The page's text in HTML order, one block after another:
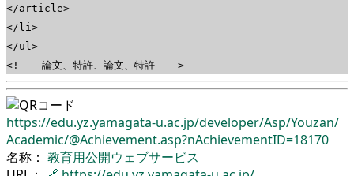
</article>
</li>
</ul>
<!-- 論文、特許、論文、特許 -->
https://edu.yz.yamagata-u.ac.jp/developer/Asp/Youzan/
Academic/@Achievement.asp?nAchievementID=18170
名称： 教育用公開ウェブサービス